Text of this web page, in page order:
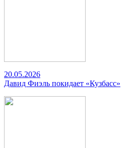
20.05.2026
Давид Фиэль покидает «Кузбасс»